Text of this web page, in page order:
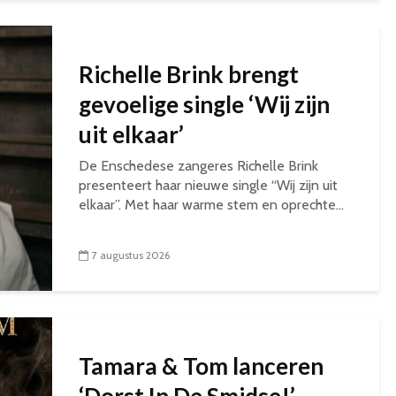
Richelle Brink brengt
gevoelige single ‘Wij zijn
uit elkaar’
De Enschedese zangeres Richelle Brink
presenteert haar nieuwe single “Wij zijn uit
elkaar”. Met haar warme stem en oprechte...
7 augustus 2026
Tamara & Tom lanceren